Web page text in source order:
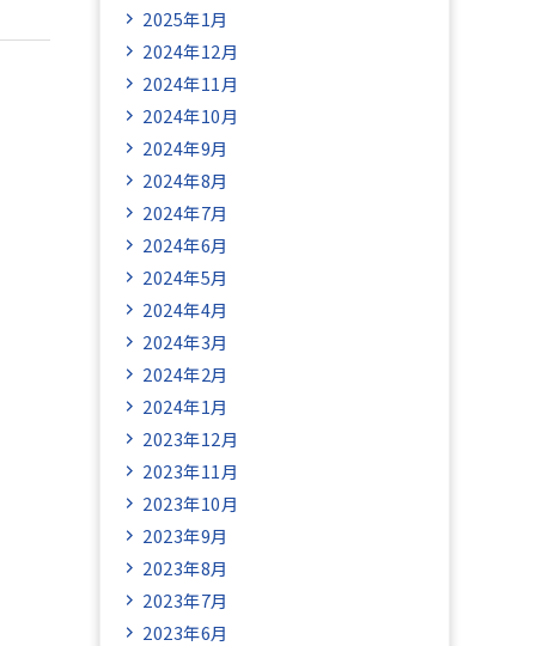
2025年1月
2024年12月
2024年11月
2024年10月
2024年9月
2024年8月
2024年7月
2024年6月
2024年5月
2024年4月
2024年3月
2024年2月
2024年1月
2023年12月
2023年11月
2023年10月
2023年9月
2023年8月
2023年7月
2023年6月